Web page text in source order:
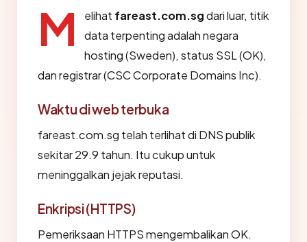
M elihat fareast.com.sgdari luar, titik
data terpenting adalah negara
hosting (Sweden), status SSL (OK),
dan registrar (CSC Corporate Domains Inc).
Waktu di web terbuka
fareast.com.sg telah terlihat di DNS publik
sekitar 29.9 tahun. Itu cukup untuk
meninggalkan jejak reputasi.
Enkripsi (HTTPS)
Pemeriksaan HTTPS mengembalikan OK.